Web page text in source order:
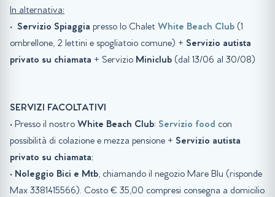
In alternativa:
• Servizio Spiaggia presso lo Chalet White Beach Club (1
ombrellone, 2 lettini e spogliatoio comune) + Servizio autista
privato su chiamata + Servizio Miniclub (dal 13/06 al 30/08)
SERVIZI FACOLTATIVI
• Presso il nostro White Beach Club: Servizio food con
possibilità di colazione e mezza pensione + Servizio autista
privato su chiamata;
• Noleggio Bici e Mtb, chiamando il negozio Mare Blu (risponde
Max 3381415566). Costo € 35,00 compresi consegna a domicilio